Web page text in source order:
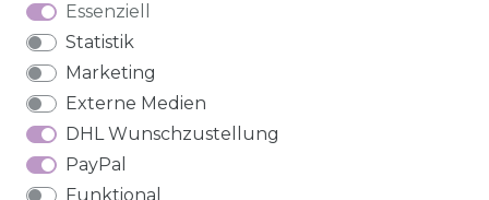
Essenziell
Statistik
Marketing
Externe Medien
DHL Wunschzustellung
PayPal
Funktional
VERTRAG WIDERRUFEN